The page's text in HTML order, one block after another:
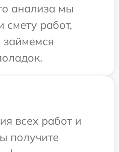
анализа мы
смету работ,
всех работ и
получите